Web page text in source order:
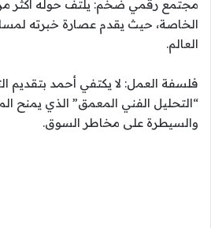
الخاصة، حيث يقدم عصارة خبرته
العالم.
فلسفة العمل: لا يكتفي أحمد بتقديم
“التحليل الفني المعمق” الذي يمنح
والسيطرة على مخاطر السوق.